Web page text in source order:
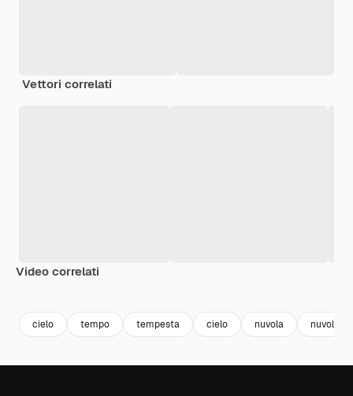
Vettori correlati
Video correlati
cielo tempo tempesta cielo nuvola nuvoloso